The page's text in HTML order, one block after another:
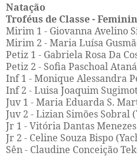
Natação
Troféus de Classe -
Mirim 1 - Giovanna Avelino
Mirim 2 - Maria Luísa
Petiz 1 - Gabriela Rosa Da
Petiz 2 - Sofia Paschoal
Inf 1 - Monique Alessandra
Inf 2 - Luisa Joaquim
Juv 1 - Maria Eduarda S.
Juv 2 - Lizian Simões Sobral
Jr 1 - Vitória Dantas
Jr 2 - Celine Souza Bispo
Sên - Claudine Conceição